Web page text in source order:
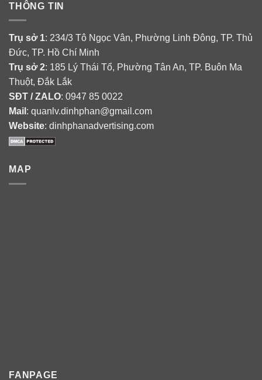
THÔNG TIN
Trụ sở 1: 234/3 Tô Ngọc Vân, Phường Linh Đông, TP. Thủ
Đức, TP. Hồ Chí Minh
Trụ sở 2: 185 Lý Thái Tổ, Phường Tân An, TP. Buôn Ma
Thuột, Đắk Lắk
SĐT / ZALO: 0947 85 0022
Mail : quanlv.dinhphan@gmail.com
Website: dinhphanadvertising.com
MAP
FANPAGE